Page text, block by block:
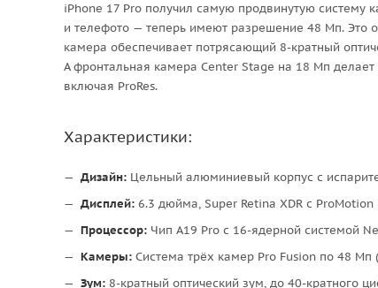
iPhone 17 Pro получил самую продвинутую систему
и телефото — теперь имеют разрешение 48 Мп. Это
камера обеспечивает потрясающий 8-кратный
А фронтальная камера Center Stage на 18 Мп
включая ProRes.
Характеристики:
Дизайн: Цельный алюминиевый корпус с
Дисплей: 6.3 дюйма, Super Retina XDR с ProMotion
Процессор: Чип A19 Pro с 16-ядерной системой
Камеры: Система трёх камер Pro Fusion по 48 Мп
Зум: 8-кратный оптический зум, до 40-кратного